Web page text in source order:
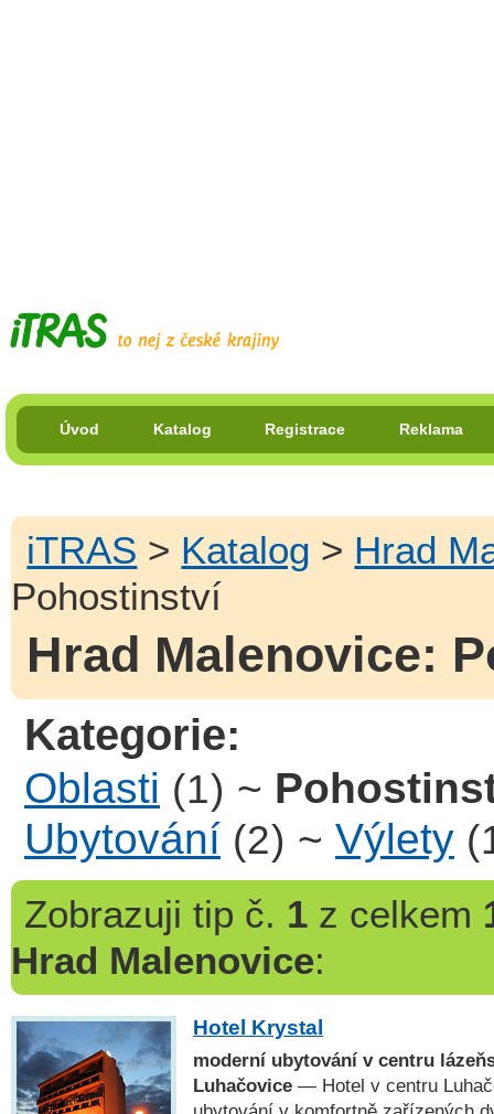
Úvod Katalog Registrace Reklama
iTRAS > Katalog > Hrad
Pohostinství
Hrad Malenovice:
Kategorie:
Oblasti (1) ~
Ubytování (2) ~ Výlety
Zobrazuji tip č. 1z celkem
Hrad Malenovice:
Hotel Krystal
moderní ubytování v centru
Luhačovice — Hotel v centru